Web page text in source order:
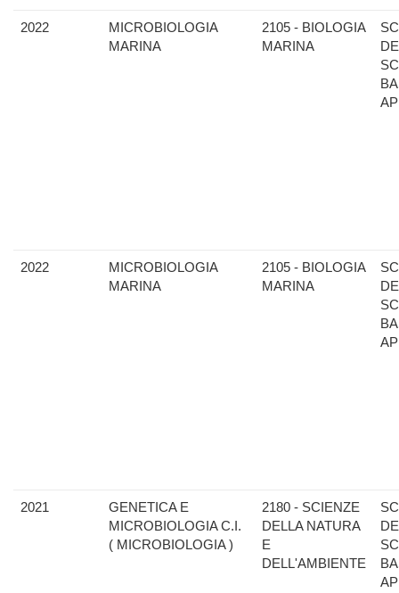
2022
MICROBIOLOGIA
MARINA
2105 - BIOLOGIA
MARINA
2022
MICROBIOLOGIA
MARINA
2105 - BIOLOGIA
MARINA
2021
GENETICA E
MICROBIOLOGIA C.I.
( MICROBIOLOGIA )
2180 - SCIENZE
DELLA NATURA
E
DELL'AMBIENTE